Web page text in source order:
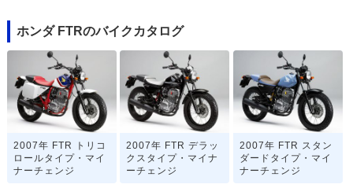
ホンダ FTRのバイクカタログ
2007年 FTR トリコ
ロールタイプ・マイ
ナーチェンジ
2007年 FTR デラッ
クスタイプ・マイナ
ーチェンジ
2007年 FTR スタン
ダードタイプ・マイ
ナーチェンジ